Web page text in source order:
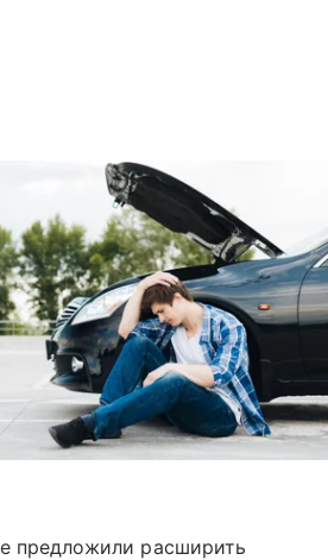
предложили расширить